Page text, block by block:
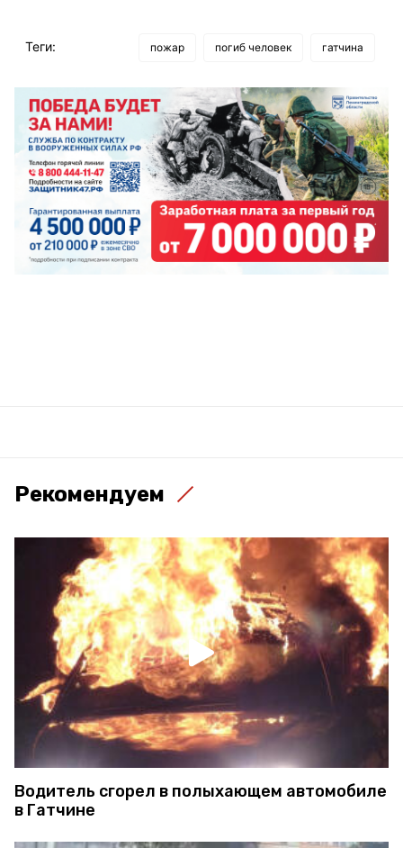
Теги: пожар погиб человек гатчина
Рекомендуем
Водитель сгорел в полыхающем автомобиле
в Гатчине